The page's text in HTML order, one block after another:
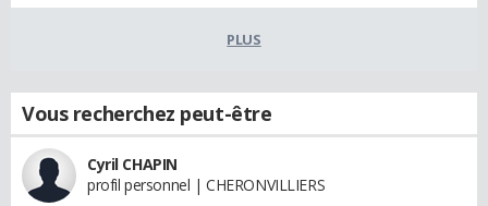
PLUS
Vous recherchez peut-être
Cyril CHAPIN
profil personnel | CHERONVILLIERS